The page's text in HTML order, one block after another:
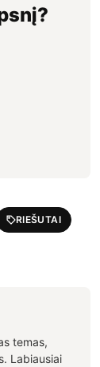
RIEŠUTAI
temas,
Labiausiai